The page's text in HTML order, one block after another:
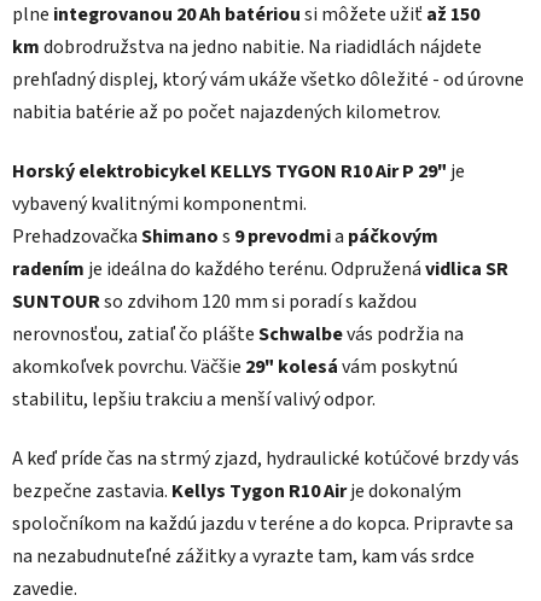
plne integrovanou 20 Ah batériousi môžete užiťaž 150
kmdobrodružstva na jedno nabitie. Na riadidlách nájdete
prehľadný displej, ktorý vám ukáže všetko dôležité - od úrovne
nabitia batérie až po počet najazdených kilometrov.
Horský elektrobicykel KELLYS TYGON R10 Air P 29" je
vybavený kvalitnými komponentmi.
PrehadzovačkaShimanos 9 prevodmia páčkovým
radením je ideálna do každého terénu. OdpruženávidlicaSR
SUNTOURso zdvihom 120 mm si poradí s každou
nerovnosťou, zatiaľ čo plášteSchwalbevás podržia na
akomkoľvek povrchu. Väčšie 29" kolesávám poskytnú
stabilitu, lepšiu trakciu a menší valivý odpor.
A keď príde čas na strmý zjazd, hydraulické kotúčové brzdy vás
bezpečne zastavia. Kellys Tygon R10 Airje dokonalým
spoločníkom na každú jazdu v teréne a do kopca. Pripravte sa
na nezabudnuteľné zážitky a vyrazte tam, kam vás srdce
zavedie.